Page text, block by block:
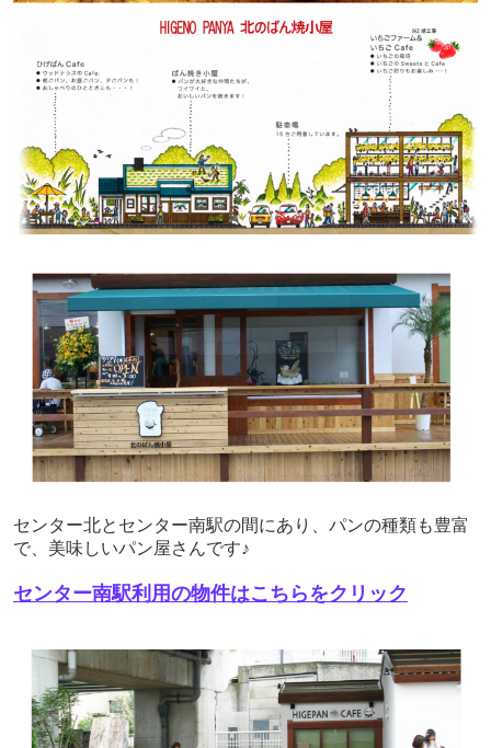
センター北とセンター南駅の間にあり、パンの種類も豊富
で、美味しいパン屋さんです♪
センター南駅利用の物件はこちらをクリック